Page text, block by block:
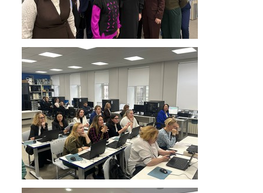
Предписания органов надзора
Страница директора
Предписания органов надзора
Охрана труда
Обращение директора
Гостевая книга
Результаты самообследования
Финансово-хозяйственная деятельность
Реализация антикоррупционной